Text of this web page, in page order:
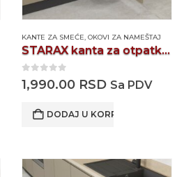
KANTE ZA SMEĆE, OKOVI ZA NAMEŠTAJ
STARAX kanta za otpatke S2253
0 out of 5
1,990.00 RSD Sa PDV
DODAJ U KORPU